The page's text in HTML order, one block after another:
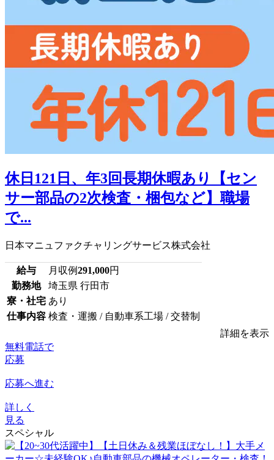
休日121日、年3回長期休暇あり【セン
サー部品の2次検査・梱包など】職場
で...
日本マニュファクチャリングサービス株式会社
給与 月収例291,000円
勤務地
埼玉県 行田市
寮・社宅 あり
仕事内容 検査・運搬 / 自動車系工場 / 交替制
詳細を表示
無料電話で
応募
応募へ進む
詳しく
見る
スペシャル